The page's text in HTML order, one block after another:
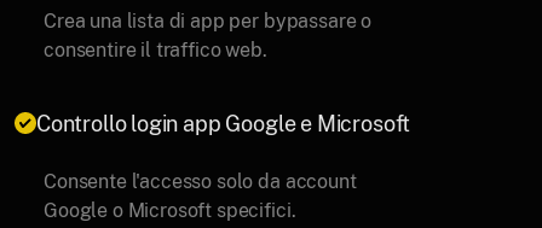
Crea una lista di app per bypassare o
consentire il traffico web.
Controllo login app Google e Microsoft
Consente l'accesso solo da account
Google o Microsoft specifici.